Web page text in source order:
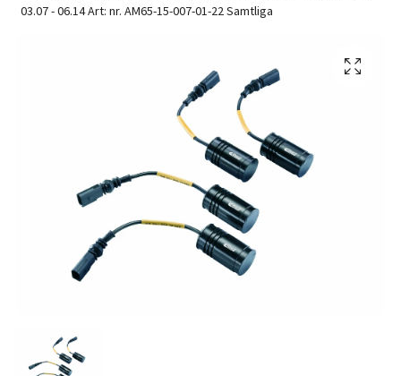
03.07 - 06.14 Art: nr. AM65-15-007-01-22 Samtliga